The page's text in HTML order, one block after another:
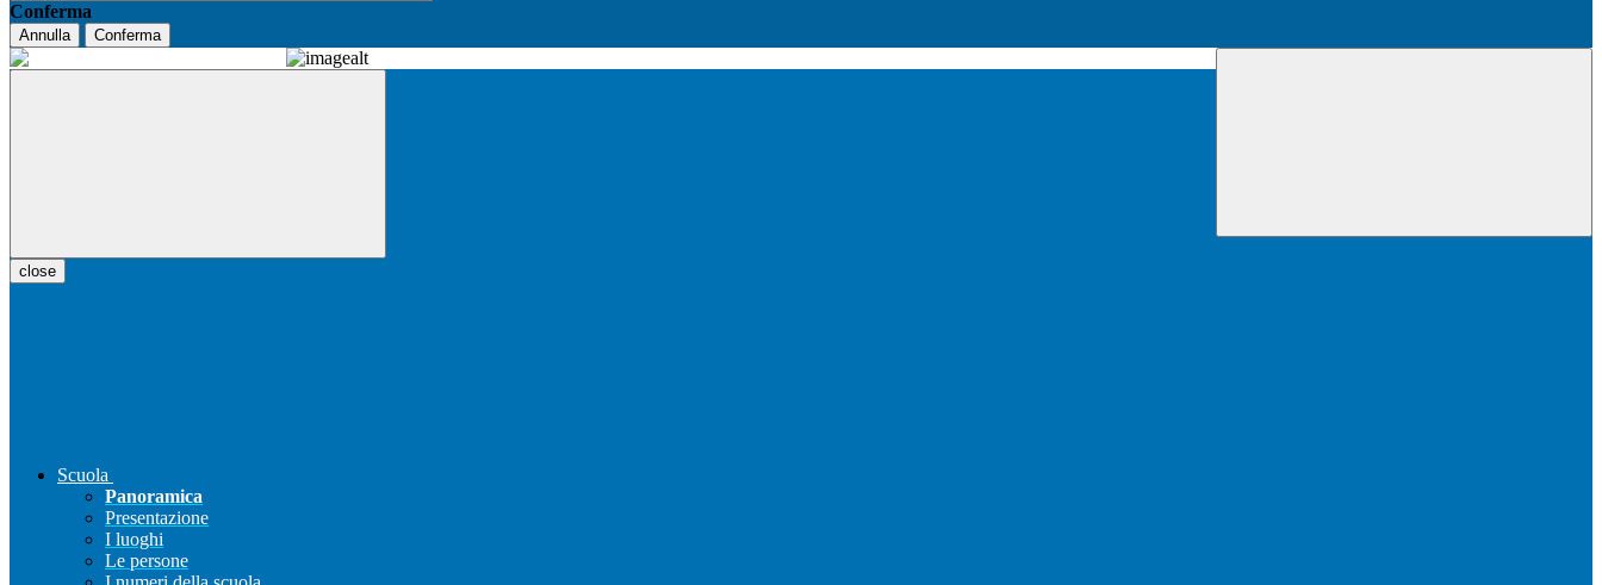
Conferma
Annulla Conferma
close
Scuola
Panoramica
Presentazione
I luoghi
Le persone